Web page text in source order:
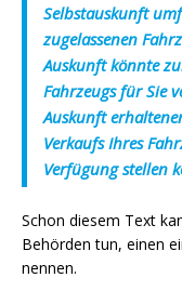
Selbstauskunft
zugelassenen
Auskunft könnte
Fahrzeugs für Sie
Auskunft
Verkaufs Ihres
Verfügung stellen
Schon diesem Text
Behörden tun, einen
nennen.